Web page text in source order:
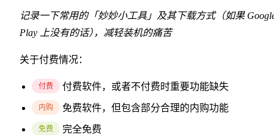
记录一下常用的「妙妙小工具」及其下载方式（如果
Play 上没有的话）， 减轻装机的痛苦
关于付费情况：
付费 付费软件，或者不付费时重要功能缺失
内购 免费软件，但包含部分合理的内购功能
免费 完全免费